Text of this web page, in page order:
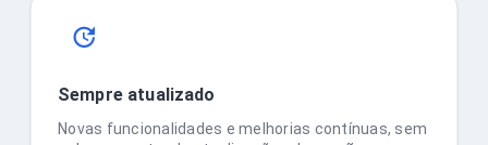
Sempre atualizado
Novas funcionalidades e melhorias contínuas, sem